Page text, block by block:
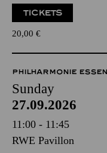
TICKETS
20,00 €
PHILHARMONIE ESSEN
Sunday
27.09.2026
11:00 - 11:45
RWE Pavillon